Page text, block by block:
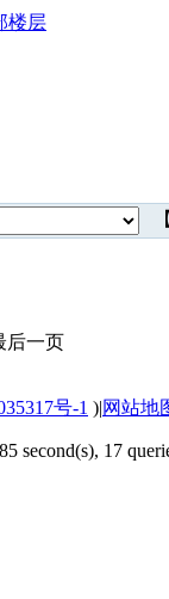
楼层
后一页
号-1 )|网站地
second(s), 17